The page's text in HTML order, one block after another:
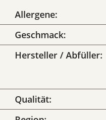
Allergene:
Geschmack:
Hersteller / Abfüller:
Qualität: